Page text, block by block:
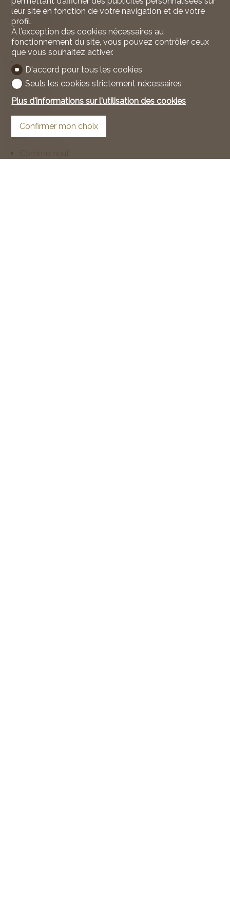
Sèche-linge
Buanderie collective
Baignoire
Fibre optique
Sol
Parquet
Etat
leur site en fonction de votre navigation et de votre
profil.
À l’exception des cookies nécessaires au
fonctionnement du site, vous pouvez contrôler ceux
que vous souhaitez activer.
D'accord pour tous les cookies
Seuls les cookies strictement nécessaires
Plus d'informations sur l'utilisation des cookies
Confirmer mon choix